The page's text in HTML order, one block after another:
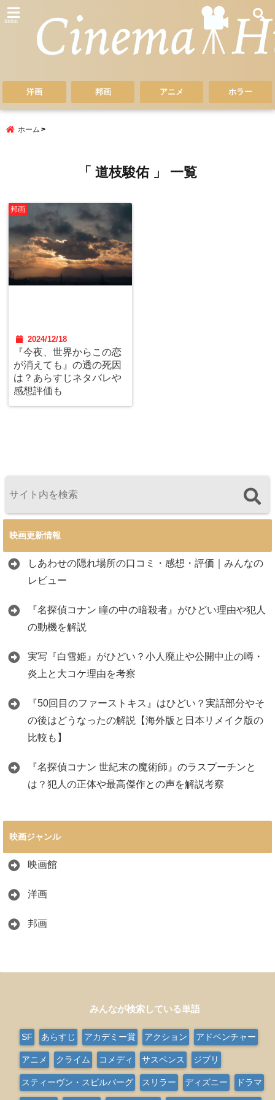
menu
洋画 邦画 アニメ ホラー
ホーム
「 道枝駿佑 」 一覧
邦画
2024/12/18
『今夜、世界からこの恋
が消えても』の透の死因
は？あらすじネタバレや
感想評価も
映画更新情報
しあわせの隠れ場所の口コミ・感想・評価｜みんなの
レビュー
『名探偵コナン 瞳の中の暗殺者』がひどい理由や犯人
の動機を解説
実写『白雪姫』がひどい？小人廃止や公開中止の噂・
炎上と大コケ理由を考察
『50回目のファーストキス』はひどい？実話部分やそ
の後はどうなったの解説【海外版と日本リメイク版の
比較も】
『名探偵コナン 世紀末の魔術師』のラスプーチンと
は？犯人の正体や最高傑作との声を解説考察
映画ジャンル
映画館
洋画
邦画
みんなが検索している単語
SF あらすじ アカデミー賞 アクション アドベンチャー
アニメ クライム コメディ サスペンス ジブリ
スティーヴン・スピルバーグ スリラー ディズニー ドラマ